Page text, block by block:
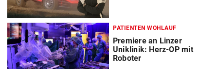
PATIENTEN WOHLAUF
Premiere an Linzer
Uniklinik: Herz-OP mit
Roboter